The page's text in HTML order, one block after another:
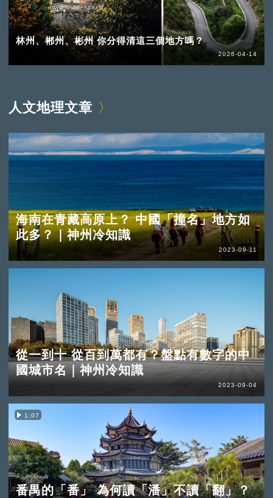
林州、郴州、彬州 你分得清這三個地方嗎？
2026-04-14
人文地理文章
海南在青藏高原上？ 中國「撞名」地方如
此多？｜神州冷知識
2023-09-11
從一到十 從百到萬都有？盤點有數字的中
國城市名｜神州冷知識
2023-09-04
1:07
番禺的「番」 為何讀「潘」不讀「翻」？